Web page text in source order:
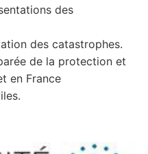
des
des catastrophes.
de la protection et
en France